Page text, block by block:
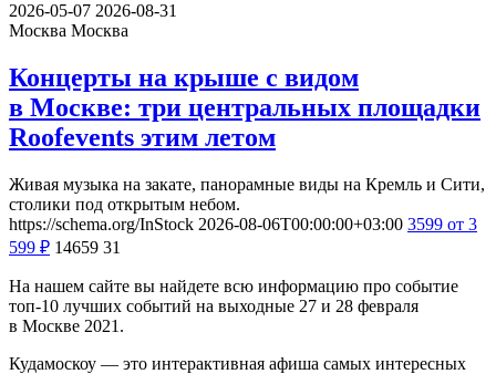
2026-05-07 2026-08-31
Москва Москва
Концерты на крыше с видом
в Москве: три центральных площадки
Roofevents этим летом
Живая музыка на закате, панорамные виды на Кремль и Сити,
столики под открытым небом.
https://schema.org/InStock 2026-08-06T00:00:00+03:00 3599 от 3
599 ₽ 14659 31
На нашем сайте вы найдете всю информацию про событие
топ-10 лучших событий на выходные 27 и 28 февраля
в Москве 2021.
Кудамоскоу — это интерактивная афиша самых интересных